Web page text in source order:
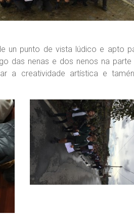
un punto de vista lúdico e apto
das nenas e dos nenos na parte
a creatividade artística e